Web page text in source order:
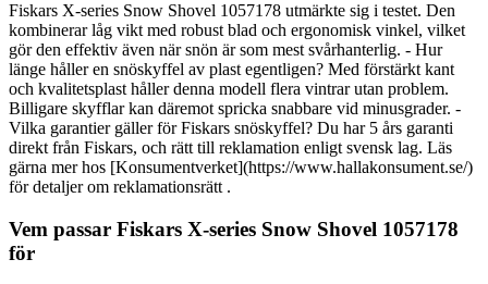
Fiskars X-series Snow Shovel 1057178 utmärkte sig i testet. Den
kombinerar låg vikt med robust blad och ergonomisk vinkel, vilket
gör den effektiv även när snön är som mest svårhanterlig. - Hur
länge håller en snöskyffel av plast egentligen? Med förstärkt kant
och kvalitetsplast håller denna modell flera vintrar utan problem.
Billigare skyfflar kan däremot spricka snabbare vid minusgrader. -
Vilka garantier gäller för Fiskars snöskyffel? Du har 5 års garanti
direkt från Fiskars, och rätt till reklamation enligt svensk lag. Läs
gärna mer hos [Konsumentverket](https://www.hallakonsument.se/)
för detaljer om reklamationsrätt .
Vem passar Fiskars X-series Snow Shovel 1057178
för